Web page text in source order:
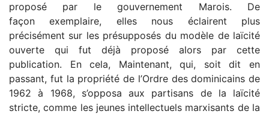
proposé par le gouvernement Marois. De
façon exemplaire, elles nous éclairent plus
précisément sur les présupposés du modèle de laïcité
ouverte qui fut déjà proposé alors par cette
publication. En cela, Maintenant, qui, soit dit en
passant, fut la propriété de l’Ordre des dominicains de
1962 à 1968, s’opposa aux partisans de la laïcité
stricte, comme les jeunes intellectuels marxisants de la